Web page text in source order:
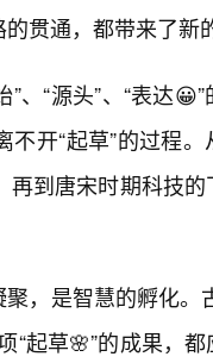
贯通，都带来了新
、“源头”、“表达
开“起草”的过程
到唐宋时期科技
，是智慧的孵化。
“起草🌸”的成果，